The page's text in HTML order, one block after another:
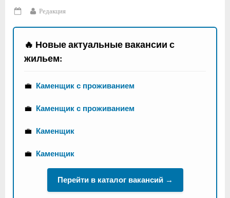
Posted
on
By
Редакция
🔥 Новые актуальные вакансии с
жильем:
💼 Каменщик с проживанием
💼 Каменщик с проживанием
💼 Каменщик
💼 Каменщик
Перейти в каталог вакансий →